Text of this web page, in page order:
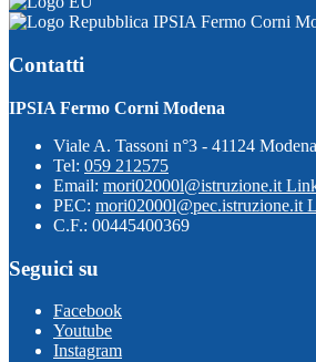
IPSIA Fermo Corni
Contatti
IPSIA Fermo Corni Modena
Viale A. Tassoni n°3 - 41124 Modena
Tel: 059 212575
Email: mori02000l@istruzione.it
PEC: mori02000l@pec.istruzione.it
C.F.: 00445400369
Seguici su
Facebook
Youtube
Instagram